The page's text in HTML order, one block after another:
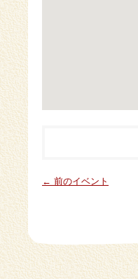
← 前のイベント